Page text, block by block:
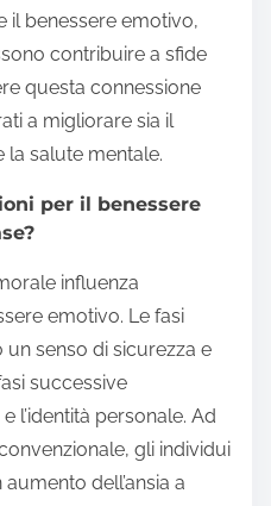
il benessere emotivo,
contribuire a sfide
questa connessione
a migliorare sia il
salute mentale.
per il benessere
influenza
emotivo. Le fasi
senso di sicurezza e
successive
l’identità personale. Ad
gli individui
dell’ansia a